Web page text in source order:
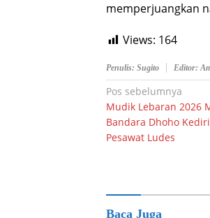
memperjuangkan
Views: 164
Penulis: Sugito Editor:
Navigasi
pos
Pos sebelumnya
Mudik Lebaran 2026
Bandara Dhoho
Pesawat Ludes
Baca Juga